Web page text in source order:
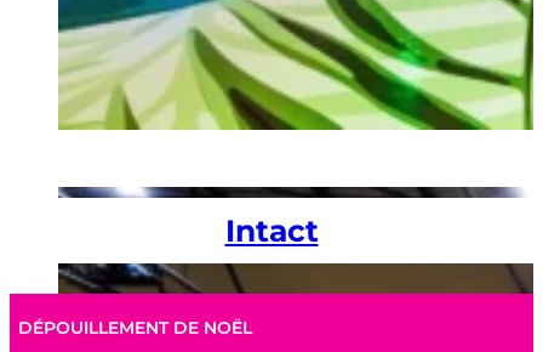
Intact
DÉPOUILLEMENT DE NOËL